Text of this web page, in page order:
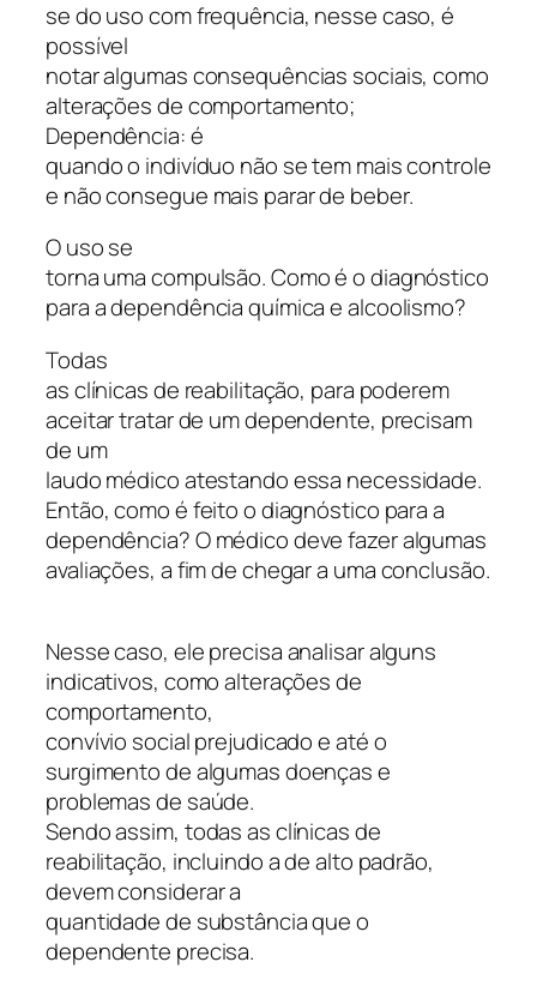
se do uso com frequência, nesse caso, é
possível
notar algumas consequências sociais, como
alterações de comportamento;
Dependência: é
quando o indivíduo não se tem mais controle
e não consegue mais parar de beber.
O uso se
torna uma compulsão. Como é o diagnóstico
para a dependência química e alcoolismo?
Todas
as clínicas de reabilitação, para poderem
aceitar tratar de um dependente, precisam
de um
laudo médico atestando essa necessidade.
Então, como é feito o diagnóstico para a
dependência? O médico deve fazer algumas
avaliações, a fim de chegar a uma conclusão.
Nesse caso, ele precisa analisar alguns
indicativos, como alterações de
comportamento,
convívio social prejudicado e até o
surgimento de algumas doenças e
problemas de saúde.
Sendo assim, todas as clínicas de
reabilitação, incluindo a de alto padrão,
devem considerar a
quantidade de substância que o
dependente precisa.